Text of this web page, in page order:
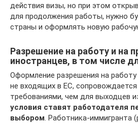
действия визы, но при этом
для продолжения работы, нужно
страны и оформлять новую
Разрешение на работу и на
иностранцев, в том числе
Оформление разрешения на
не входящих в ЕС,
требованиями, чем для выходцев
условия ставят работодателя
выбором . Работника-иммигранта